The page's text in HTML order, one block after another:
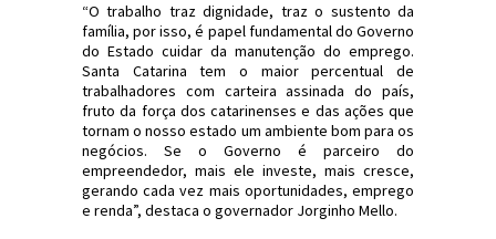
“O trabalho traz dignidade, traz o sustento da
família, por isso, é papel fundamental do Governo
do Estado cuidar da manutenção do emprego.
Santa Catarina tem o maior percentual de
trabalhadores com carteira assinada do país,
fruto da força dos catarinenses e das ações que
tornam o nosso estado um ambiente bom para os
negócios. Se o Governo é parceiro do
empreendedor, mais ele investe, mais cresce,
gerando cada vez mais oportunidades, emprego
e renda”, destaca o governador Jorginho Mello.